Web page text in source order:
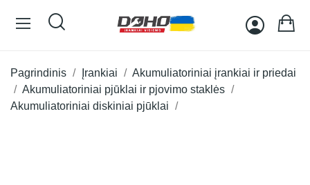
Pagrindinis Įrankiai
Akumuliatoriniai įrankiai ir priedai
Akumuliatoriniai pjūklai ir pjovimo staklės
Akumuliatoriniai diskiniai pjūklai